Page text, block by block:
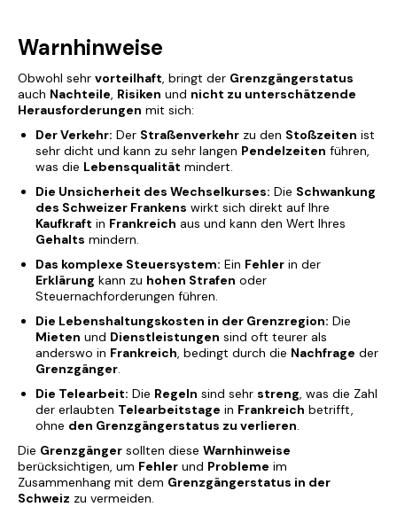
Warnhinweise
Obwohl sehr vorteilhaft, bringt der Grenzgängerstatus
auch Nachteile, Risiken und nicht zu unterschätzende
Herausforderungen mit sich:
Der Verkehr: Der Straßenverkehr zu den Stoßzeiten ist
sehr dicht und kann zu sehr langen Pendelzeiten führen,
was die Lebensqualität mindert.
Die Unsicherheit des Wechselkurses: Die Schwankung
des Schweizer Frankens wirkt sich direkt auf Ihre
Kaufkraft in Frankreich aus und kann den Wert Ihres
Gehalts mindern.
Das komplexe Steuersystem: Ein Fehler in der
Erklärung kann zu hohen Strafen oder
Steuernachforderungen führen.
Die Lebenshaltungskosten in der Grenzregion: Die
Mieten und Dienstleistungen sind oft teurer als
anderswo in Frankreich, bedingt durch die Nachfrage der
Grenzgänger.
Die Telearbeit: Die Regeln sind sehr streng, was die Zahl
der erlaubten Telearbeitstage in Frankreich betrifft,
ohne den Grenzgängerstatus zu verlieren.
Die Grenzgänger sollten diese Warnhinweise
berücksichtigen, um Fehler und Probleme im
Zusammenhang mit dem Grenzgängerstatus in der
Schweiz zu vermeiden.